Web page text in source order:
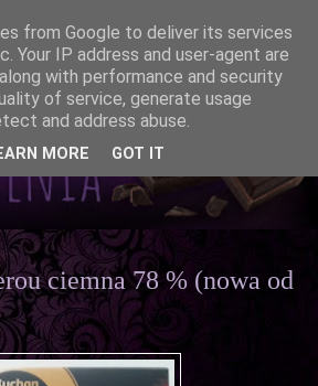
ciemna 78 % (nowa od
from Google to deliver its services
Your IP address and user-agent are
with performance and security
of service, generate usage
and address abuse.
MORE GOT IT